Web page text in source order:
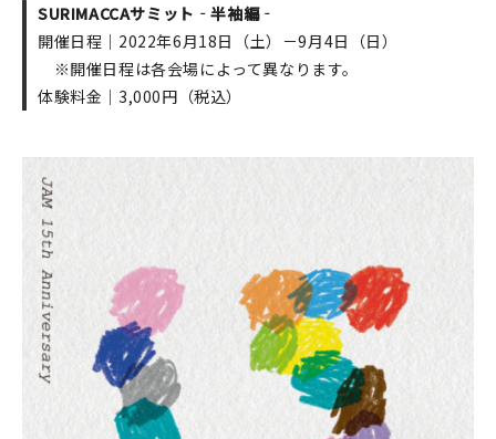
SURIMACCAサミット‐半袖編‐
開催日程｜2022年6月18日（土）－9月4日（日）
※開催日程は各会場によって異なります。
体験料金｜3,000円（税込）